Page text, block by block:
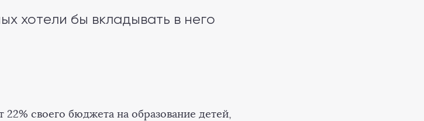
хотели бы вкладывать в него
своего бюджета на образование детей,